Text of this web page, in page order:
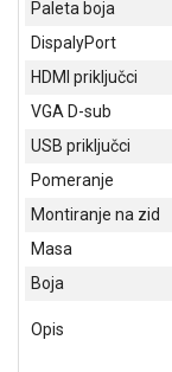
ADAPTERI
KANCELARIJSKI
MATERIJAL
SVE
ZA
KUĆU
ŠKOLSKI
PRIBOR
BICIKLE
FITNES
Paleta boja
DispalyPort
HDMI priključci
VGA D-sub
USB priključci
Pomeranje
Montiranje na zid
Masa
Boja
Opis